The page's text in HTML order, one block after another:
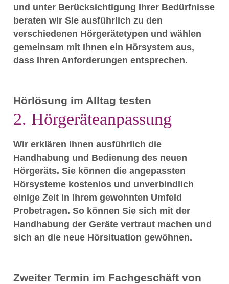
und unter Berücksichtigung Ihrer Bedürfnisse
beraten wir Sie ausführlich zu den
verschiedenen Hörgerätetypen und wählen
gemeinsam mit Ihnen ein Hörsystem aus,
dass Ihren Anforderungen entsprechen.
Hörlösung im Alltag testen
2. Hörgeräteanpassung
Wir erklären Ihnen ausführlich die
Handhabung und Bedienung des neuen
Hörgeräts. Sie können die angepassten
Hörsysteme kostenlos und unverbindlich
einige Zeit in Ihrem gewohnten Umfeld
Probetragen. So können Sie sich mit der
Handhabung der Geräte vertraut machen und
sich an die neue Hörsituation gewöhnen.
Zweiter Termin im Fachgeschäft von